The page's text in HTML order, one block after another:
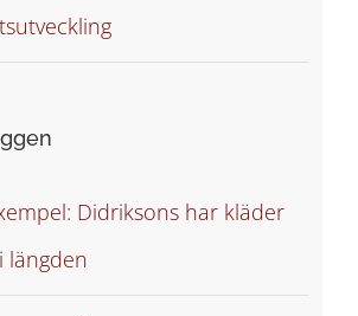
Didriksons har kläder
längden